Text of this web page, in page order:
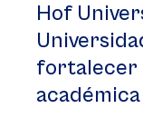
Hof
fortalecer